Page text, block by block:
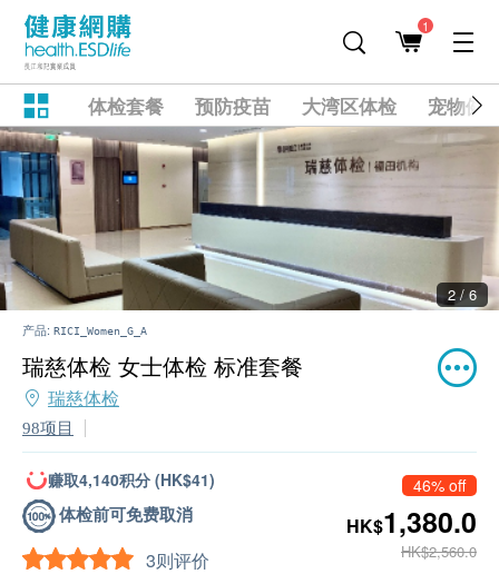
1
体检套餐 预防疫苗 大湾区体检 宠物健
2 / 6
产品: RICI_Women_G_A
瑞慈体检 女士体检 标准套餐
瑞慈体检
98项目
赚取4,140积分 (HK$41)
体检前可免费取消
3则评价
46% off
HK$1,380.0
HK$2,560.0